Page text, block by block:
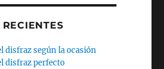
disfraz según la ocasión
disfraz perfecto